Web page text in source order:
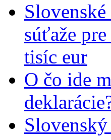
súťaže
tisíc eur
O čo ide